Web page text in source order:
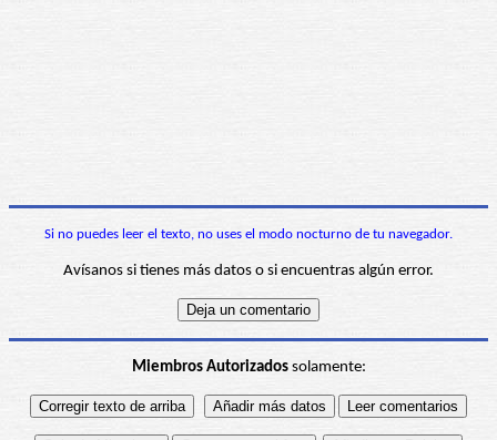
Si no puedes leer el texto, no uses el modo nocturno de tu navegador.
Avísanos si tienes más datos o si encuentras algún error.
Miembros Autorizadossolamente: